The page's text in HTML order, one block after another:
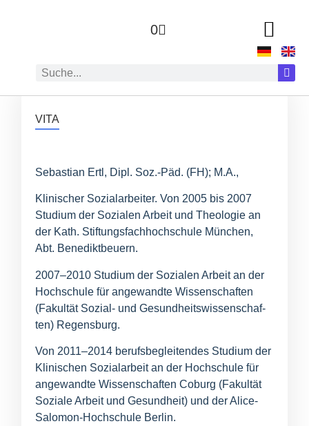
0
VITA
Sebas­ti­an Ertl, Dipl. Soz.-Päd. (FH); M.A.,
Kli­ni­scher Sozi­al­ar­bei­ter. Von 2005 bis 2007
Stu­di­um der Sozia­len Arbeit und Theo­lo­gie an
der Kath. Stif­tungs­fach­hoch­schu­le Mün­chen,
Abt. Benediktbeuern.
2007–2010 Stu­di­um der Sozia­len Arbeit an der
Hoch­schu­le für ange­wand­te Wis­sen­schaf­ten
(Fakul­tät Sozi­al- und Gesund­heits­wis­sen­schaf­
ten) Regensburg.
Von 2011–2014 berufs­be­glei­ten­des Stu­di­um der
Kli­ni­schen Sozi­al­ar­beit an der Hoch­schu­le für
ange­wand­te Wis­sen­schaf­ten Coburg (Fakul­tät
Sozia­le Arbeit und Gesund­heit) und der Ali­ce-
Salo­mon-Hoch­schu­le Berlin.